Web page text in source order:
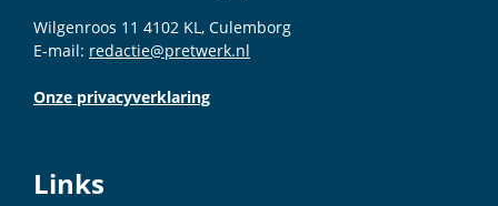
Wilgenroos 11 4102 KL, Culemborg
E-mail: redactie@pretwerk.nl
Onze privacyverklaring
Links